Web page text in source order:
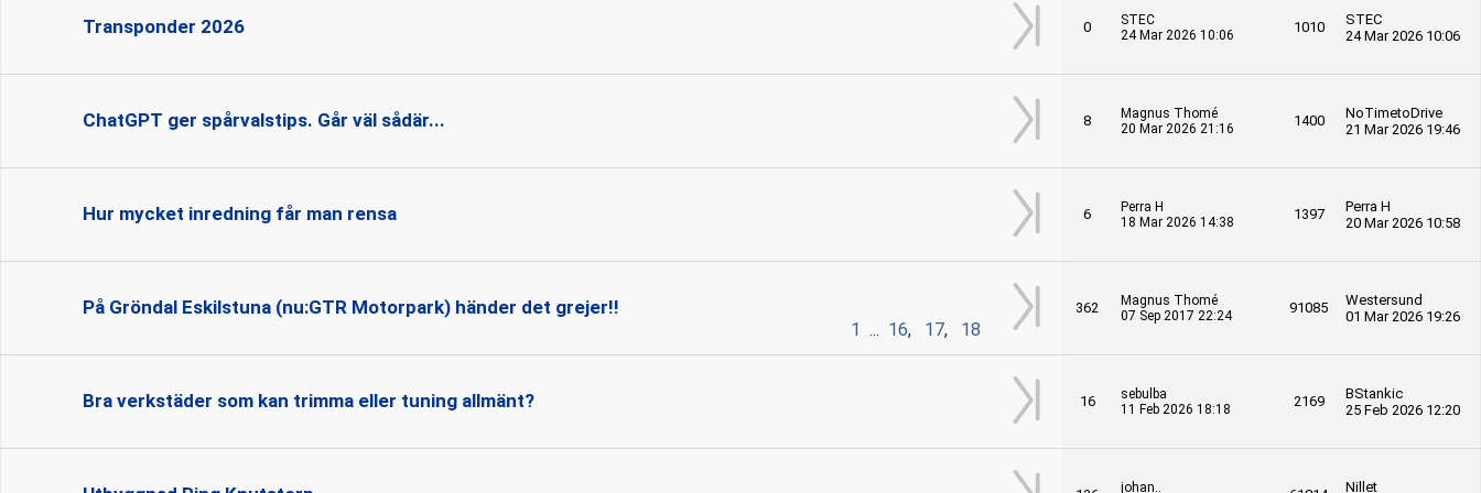
Transponder 2026 0
STEC
24 Mar 2026 10:06
1010
STEC
24 Mar 2026 10:06
ChatGPT ger spårvalstips. Går väl sådär... 8
Magnus Thomé
20 Mar 2026 21:16
1400
NoTimetoDrive
21 Mar 2026 19:46
Hur mycket inredning får man rensa 6
Perra H
18 Mar 2026 14:38
1397
Perra H
20 Mar 2026 10:58
På Gröndal Eskilstuna (nu:GTR Motorpark) händer det grejer!!
1 ... 16, 17, 18
362
Magnus Thomé
07 Sep 2017 22:24
91085
Westersund
01 Mar 2026 19:26
Bra verkstäder som kan trimma eller tuning allmänt? 16
sebulba
11 Feb 2026 18:18
2169
BStankic
25 Feb 2026 12:20
johan..
Nillet